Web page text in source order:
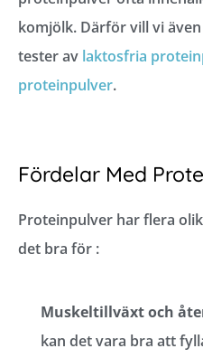
komjölk. Därför vill vi
tester av laktosfria
proteinpulver.
Fördelar Med
Proteinpulver har flera
det bra för :
Muskeltillväxt och
kan det vara bra att